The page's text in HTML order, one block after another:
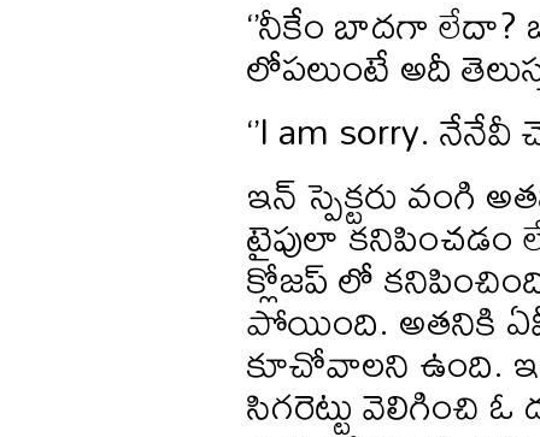
‘’నీకేం బాదగా
లోపలుంటే అదీ
‘’I am sorry. నేనేవీ
ఇన్ స్పెక్టరు వంగి
టైపులా కనిపించడం
క్లోజప్ లో
పోయింది. అతనికి
కూచోవాలని ఉంది.
సిగరెట్టు వెలిగించి